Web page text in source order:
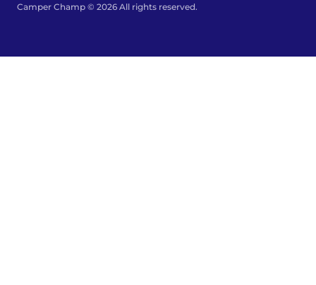
Camper Champ © 2026 All rights reserved.